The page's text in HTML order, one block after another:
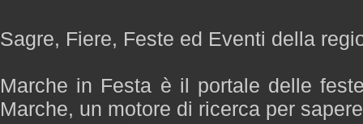
Sagre, Fiere, Feste ed Eventi della
Marche in Festa è il portale delle
Marche, un motore di ricerca per